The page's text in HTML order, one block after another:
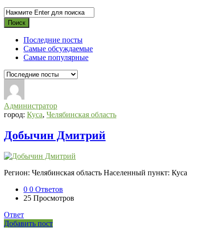
Последние посты
Самые обсуждаемые
Самые популярные
Администратор
город: Куса, Челябинская область
Добычин Дмитрий
Регион: Челябинская область Населенный пункт: Куса
0 0 Ответов
25 Просмотров
Ответ
Боковая
Добавить пост